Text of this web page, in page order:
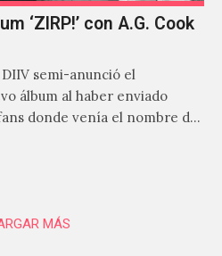
‘ZIRP!’ con A.G. Cook
semi-anunció el
álbum al haber enviado
donde venía el nombre de
MÁS